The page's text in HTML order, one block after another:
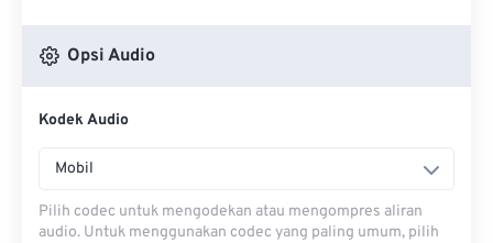
Opsi Audio
Kodek Audio
Mobil
Pilih codec untuk mengodekan atau mengompres aliran
audio. Untuk menggunakan codec yang paling umum, pilih